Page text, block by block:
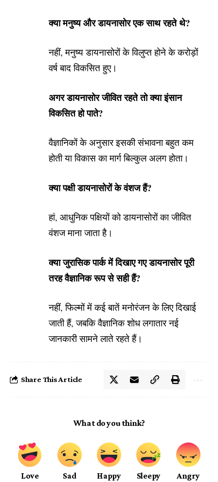
क्या मनुष्य और डायनासोर एक साथ रहते थे?
नहीं, मनुष्य डायनासोरों के विलुप्त होने के करोड़ों
वर्ष बाद विकसित हुए।
अगर डायनासोर जीवित रहते तो क्या इंसान
विकसित हो पाते?
वैज्ञानिकों के अनुसार इसकी संभावना बहुत कम
होती या विकास का मार्ग बिल्कुल अलग होता।
क्या पक्षी डायनासोरों के वंशज हैं?
हां, आधुनिक पक्षियों को डायनासोरों का जीवित
वंशज माना जाता है।
क्या जुरासिक पार्क में दिखाए गए डायनासोर पूरी
तरह वैज्ञानिक रूप से सही हैं?
नहीं, फिल्मों में कई बातें मनोरंजन के लिए दिखाई
जाती हैं, जबकि वैज्ञानिक शोध लगातार नई
जानकारी सामने लाते रहते हैं।
Share This Article
What do you think?
Love Sad Happy Sleepy Angry